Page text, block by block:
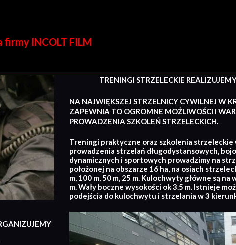
firmy INCOLT FILM
TRENINGI STRZELECKIE REALIZUJEMY
NA NAJWIĘKSZEJ STRZELNICY CYWILNEJ W
ZAPEWNIA TO OGROMNE MOŻLIWOŚCI I
PROWADZENIA SZKOLEŃ STRZELECKICH.
Treningi praktyczne oraz szkolenia strzeleckie
prowadzenia strzelań długodystansowych,
dynamicznych i sportowych prowadzimy na
położonej na obszarze 16 ha, na osiach
m, 100 m, 50 m, 25 m. Kulochwyty główne są na
m. Wały boczne wysokości ok 3.5 m. Istnieje
podejścia do kulochwytu i strzelania w 3